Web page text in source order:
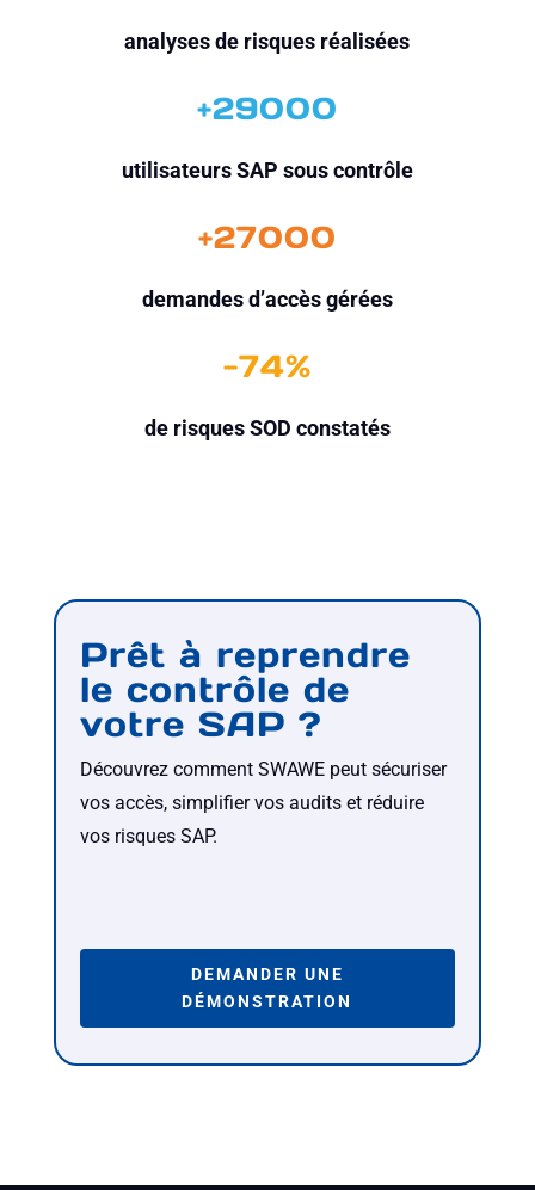
analyses de risques réalisées
+29000
utilisateurs SAP sous contrôle
+27000
demandes d’accès gérées
-74%
de risques SOD constatés
Prêt à reprendre
le contrôle de
votre SAP ?
Découvrez comment SWAWE peut sécuriser
vos accès, simplifier vos audits et réduire
vos risques SAP.
DEMANDER UNE
DÉMONSTRATION